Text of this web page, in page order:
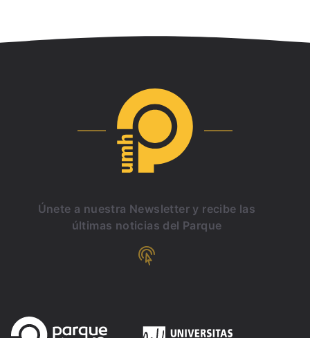
Únete a nuestra Newsletter y recibe las
últimas noticias del Parque